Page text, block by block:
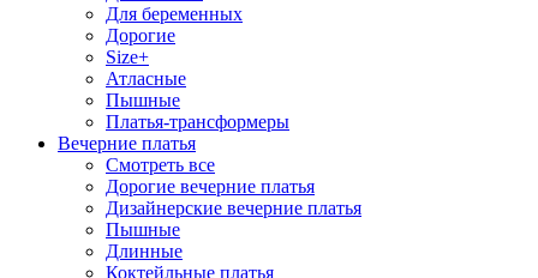
Для беременных
Дорогие
Size+
Атласные
Пышные
Платья-трансформеры
Вечерние платья
Смотреть все
Дорогие вечерние платья
Дизайнерские вечерние платья
Пышные
Длинные
Коктейльные платья